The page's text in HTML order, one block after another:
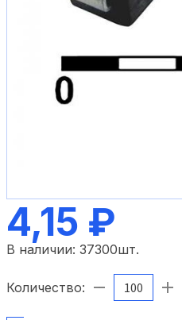
4,15 ₽
В наличии: 37300шт.
Количество: